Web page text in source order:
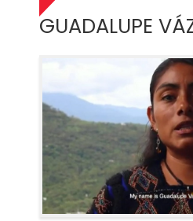
GUADALUPE